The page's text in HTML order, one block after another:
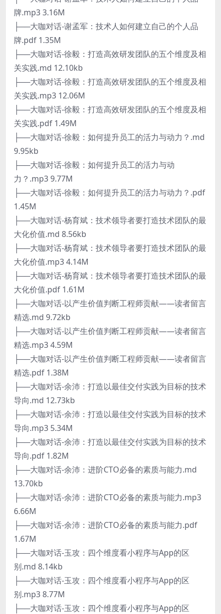
牌.mp3 3.16M
├──大咖对话-谢孟军：技术人如何建立自己的个人品
牌.pdf 1.35M
├──大咖对话-徐毅：打造高效研发团队的五个维度及相
关实践.md 12.10kb
├──大咖对话-徐毅：打造高效研发团队的五个维度及相
关实践.mp3 12.06M
├──大咖对话-徐毅：打造高效研发团队的五个维度及相
关实践.pdf 1.49M
├──大咖对话-徐毅：如何提升员工的活力与动力？.md
9.95kb
├──大咖对话-徐毅：如何提升员工的活力与动
力？.mp3 9.77M
├──大咖对话-徐毅：如何提升员工的活力与动力？.pdf
1.45M
├──大咖对话-杨育斌：技术领导者要打造技术团队的最
大化价值.md 8.56kb
├──大咖对话-杨育斌：技术领导者要打造技术团队的最
大化价值.mp3 4.14M
├──大咖对话-杨育斌：技术领导者要打造技术团队的最
大化价值.pdf 1.61M
├──大咖对话-以产生价值判断工程师贡献——读者留言
精选.md 9.72kb
├──大咖对话-以产生价值判断工程师贡献——读者留言
精选.mp3 4.59M
├──大咖对话-以产生价值判断工程师贡献——读者留言
精选.pdf 1.38M
├──大咖对话-余沛：打造以最佳交付实践为目标的技术
导向.md 12.73kb
├──大咖对话-余沛：打造以最佳交付实践为目标的技术
导向.mp3 5.34M
├──大咖对话-余沛：打造以最佳交付实践为目标的技术
导向.pdf 1.82M
├──大咖对话-余沛：进阶CTO必备的素质与能力.md
13.70kb
├──大咖对话-余沛：进阶CTO必备的素质与能力.mp3
6.66M
├──大咖对话-余沛：进阶CTO必备的素质与能力.pdf
1.67M
├──大咖对话-玉攻：四个维度看小程序与App的区
别.md 8.14kb
├──大咖对话-玉攻：四个维度看小程序与App的区
别.mp3 8.77M
├──大咖对话-玉攻：四个维度看小程序与App的区